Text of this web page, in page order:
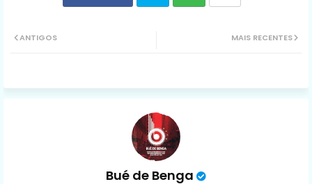
ap
MAIS RECENTES
ANTIGOS
Bué de Benga